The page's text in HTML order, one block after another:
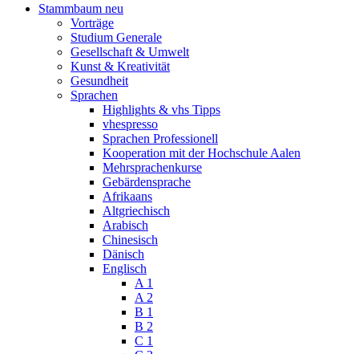
Stammbaum neu
Vorträge
Studium Generale
Gesellschaft & Umwelt
Kunst & Kreativität
Gesundheit
Sprachen
Highlights & vhs Tipps
vhespresso
Sprachen Professionell
Kooperation mit der Hochschule Aalen
Mehrsprachenkurse
Gebärdensprache
Afrikaans
Altgriechisch
Arabisch
Chinesisch
Dänisch
Englisch
A 1
A 2
B 1
B 2
C 1